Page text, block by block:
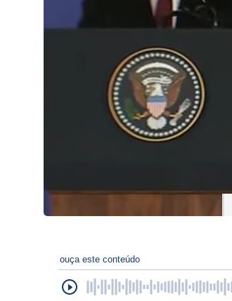
ouça este conteúdo